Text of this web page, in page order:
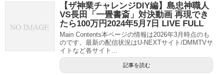
【ザ神業チャレンジDIY編】島忠神職人
VS長田「一畳書斎」対決動画 再現でき
たら100万円2024年5月7日 LIVE FULL
Main Contents本ページの情報は2026年3月時点のも
のです。最新の配信状況はU-NEXTサイト/DMMTVサ
イトなど各サイト...
記事を読む